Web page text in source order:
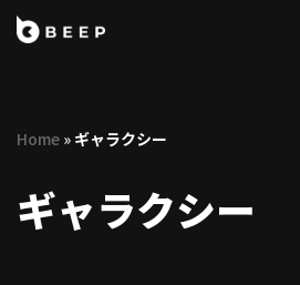
ン
へ
ス
Home » ギャラクシー
ギャラクシー